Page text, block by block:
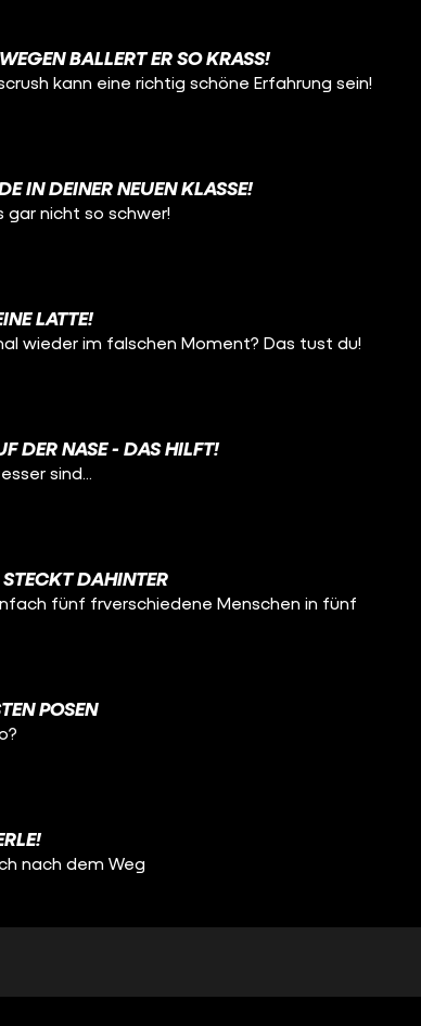
BALLERT ER SO KRASS!
kann eine richtig schöne Erfahrung sein!
IN DEINER NEUEN KLASSE!
gar nicht so schwer!
LATTE!
wieder im falschen Moment? Das tust du!
DER NASE - DAS HILFT!
sind...
DAHINTER
fünf frverschiedene Menschen in fünf
POSEN
nach dem Weg